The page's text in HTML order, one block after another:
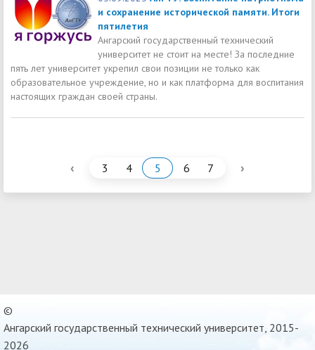
и сохранение исторической памяти. Итоги
пятилетия
Ангарский государственный технический
университет не стоит на месте! За последние
пять лет университет укрепил свои позиции не только как
образовательное учреждение, но и как платформа для воспитания
настоящих граждан своей страны.
‹ 3 4 5 6 7 ›
©
Ангарский государственный технический университет, 2015-
2026